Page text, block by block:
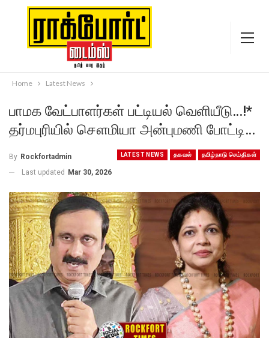
Home Latest News
பாமக வேட்பாளர்கள் பட்டியல் வெளியீடு…!*
தர்மபுரியில் சௌமியா அன்புமணி போட்டி…
LATEST NEWS தகவல் தமிழ்நாடு செய்திகள்
By Rockfortadmin
Last updated Mar 30, 2026